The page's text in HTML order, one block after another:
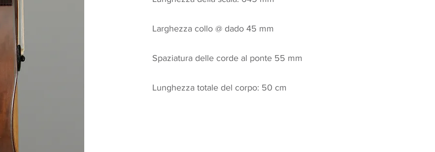
Larghezza collo @ dado 45 mm
Spaziatura delle corde al ponte 55 mm
Lunghezza totale del corpo: 50 cm